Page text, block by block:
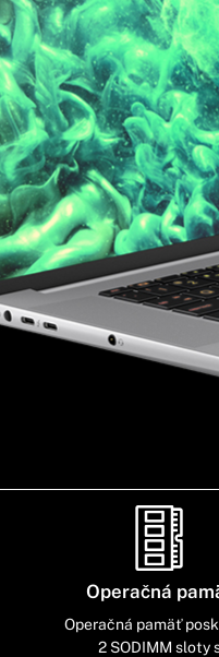
Operačná
Operačná pamäť
2 SODIMM sloty